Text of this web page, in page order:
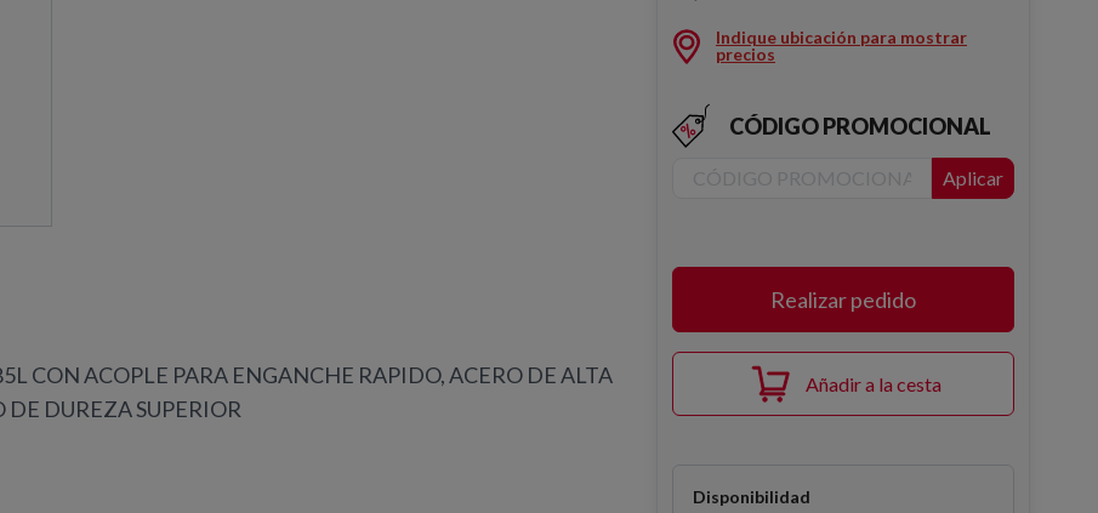
CON ACOPLE PARA ENGANCHE RAPIDO, ACERO DE ALTA
DUREZA SUPERIOR
Indique ubicación para mostrar
precios
CÓDIGO PROMOCIONAL
Aplicar
Realizar pedido
Añadir a la cesta
Disponibilidad